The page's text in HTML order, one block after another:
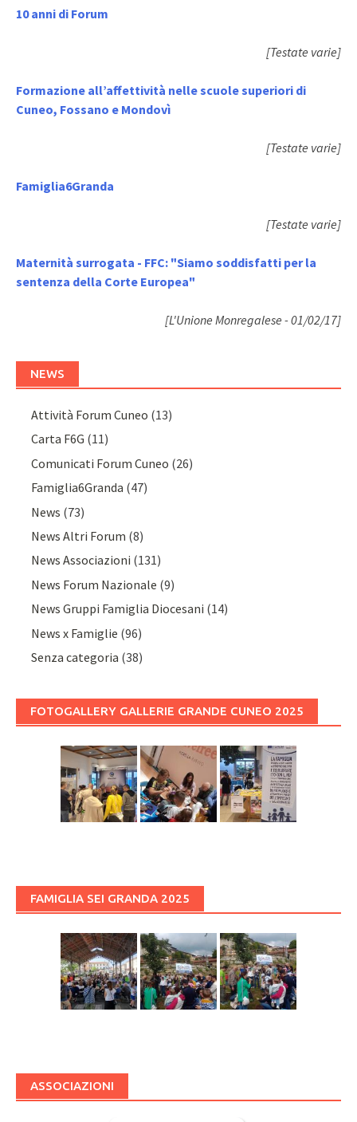
10 anni di Forum
[Testate varie]
Formazione all’affettività nelle scuole superiori di
Cuneo, Fossano e Mondovì
[Testate varie]
Famiglia6Granda
[Testate varie]
Maternità surrogata - FFC: "Siamo soddisfatti per la
sentenza della Corte Europea"
[L'Unione Monregalese - 01/02/17]
NEWS
Attività Forum Cuneo (13)
Carta F6G (11)
Comunicati Forum Cuneo (26)
Famiglia6Granda (47)
News (73)
News Altri Forum (8)
News Associazioni (131)
News Forum Nazionale (9)
News Gruppi Famiglia Diocesani (14)
News x Famiglie (96)
Senza categoria (38)
FOTOGALLERY GALLERIE GRANDE CUNEO 2025
FAMIGLIA SEI GRANDA 2025
ASSOCIAZIONI